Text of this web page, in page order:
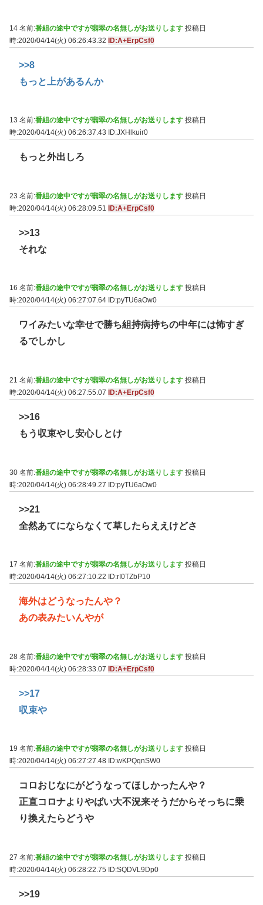
14 名前:番組の途中ですが翡翠の名無しがお送りします 投稿日
時:2020/04/14(火) 06:26:43.32 ID:A+ErpCsf0
>>8
もっと上があるんか
13 名前:番組の途中ですが翡翠の名無しがお送りします 投稿日
時:2020/04/14(火) 06:26:37.43
ID:JXHlkuir0
もっと外出しろ
23 名前:番組の途中ですが翡翠の名無しがお送りします 投稿日
時:2020/04/14(火) 06:28:09.51 ID:A+ErpCsf0
>>13
それな
16 名前:番組の途中ですが翡翠の名無しがお送りします 投稿日
時:2020/04/14(火) 06:27:07.64 ID:pyTU6aOw0
ワイみたいな幸せで勝ち組持病持ちの中年には怖すぎ
るでしかし
21 名前:番組の途中ですが翡翠の名無しがお送りします 投稿日
時:2020/04/14(火) 06:27:55.07
ID:A+ErpCsf0
>>16
もう収束やし安心しとけ
30 名前:番組の途中ですが翡翠の名無しがお送りします 投稿日
時:2020/04/14(火) 06:28:49.27 ID:pyTU6aOw0
>>21
全然あてにならなくて草したらええけどさ
17 名前:番組の途中ですが翡翠の名無しがお送りします 投稿日
時:2020/04/14(火) 06:27:10.22
ID:rI0TZbP10
海外はどうなったんや？
あの表みたいんやが
28 名前:番組の途中ですが翡翠の名無しがお送りします 投稿日
時:2020/04/14(火) 06:28:33.07 ID:A+ErpCsf0
>>17
収束や
19 名前:番組の途中ですが翡翠の名無しがお送りします 投稿日
時:2020/04/14(火) 06:27:27.48 ID:wKPQqnSW0
コロおじなにがどうなってほしかったんや？
正直コロナよりやばい大不況来そうだからそっちに乗
り換えたらどうや
27 名前:番組の途中ですが翡翠の名無しがお送りします 投稿日
時:2020/04/14(火) 06:28:22.75
ID:SQDVL9Dp0
>>19